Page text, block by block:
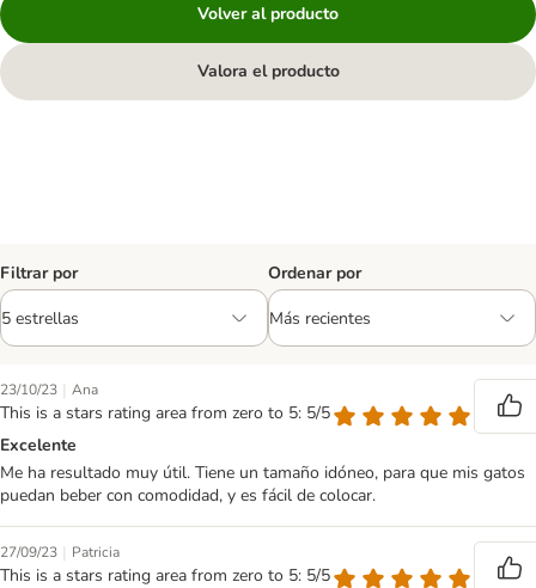
Volver al producto
Valora el producto
Filtrar por Ordenar por
23/10/23 | Ana
This is a stars rating area from zero to 5: 5/5
Excelente
Me ha resultado muy útil. Tiene un tamaño idóneo, para que mis gatos
puedan beber con comodidad, y es fácil de colocar.
27/09/23 | Patricia
This is a stars rating area from zero to 5: 5/5